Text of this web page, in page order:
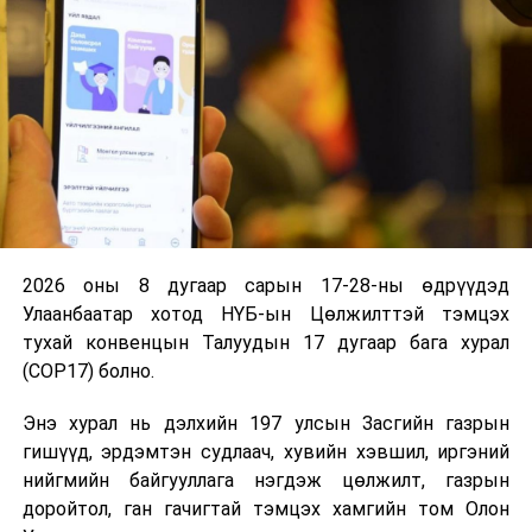
шийдвэрлэнэ гэдгийг тэрбээр Гүйцэтгэх нарийн
бичгийн даргад танилцууллаа.
Цөлжилттэй тэмцэх тухай конвенцын Гүйцэтгэх
нарийн бичгийн дарга Ясмин Фуад цөлжилттэй
тэмцэх асуудлаарх Монгол Улсын идэвх санаачилгыг
сайшааж, COP17 хурлын бэлтгэлийг өндөр түвшинд
ханган ажиллаж буй Улсын Их Хурал, Засгийн газар
болон Монголын ард түмэнд талархал дэвшүүлсэн
юм. Тэрбээр Монгол Улсын манлайлал, тэнцвэртэй
гадаад бодлогын үр дүнд COP17 бага хурал
Конвенцид оролцогч талуудын байр суурийг
ойртуулж, зөвшилцөлд хүрэхэд дэмжлэг үзүүлэх
итгэж байгаагаа илэрхийлэв.
Олон улсын бага хурлыг Монгол Улсын иргэдэд
төдийгүй дэлхийн дахинд хүртээмжтэй бодит үр шим
2026 оны 8 дугаар сарын 17-28-ны өдрүүдэд
Улаанбаатар хотод НҮБ-ын Цөлжилттэй тэмцэх
тухай конвенцын Талуудын 17 дугаар бага хурал
(COP17) болно.
Энэ хурал нь дэлхийн 197 улсын Засгийн газрын
гишүүд, эрдэмтэн судлаач, хувийн хэвшил, иргэний
нийгмийн байгууллага нэгдэж цөлжилт, газрын
доройтол, ган гачигтай тэмцэх хамгийн том Олон